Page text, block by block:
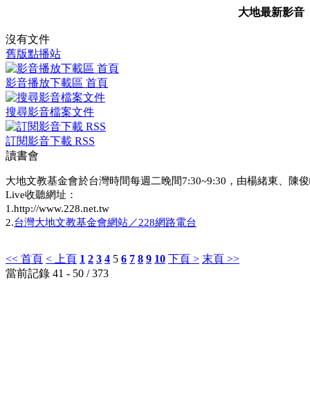
大地最新影音
沒有文件
舊版點播站
影音播放下載區 首頁
搜尋影音檔案文件
訂閱影音下載 RSS
讀書會
大地文教基金會於台灣時間每週二晚間7:30~9:30，由楊緒東、陳
Live收聽網址：
1.http://www.228.net.tw
2.台灣大地文教基金會網站／228網路電台
<< 首頁 < 上頁 1 2 3 4 5 6 7 8 9 10 下頁 > 末頁 >>
當前記錄 41 - 50 / 373